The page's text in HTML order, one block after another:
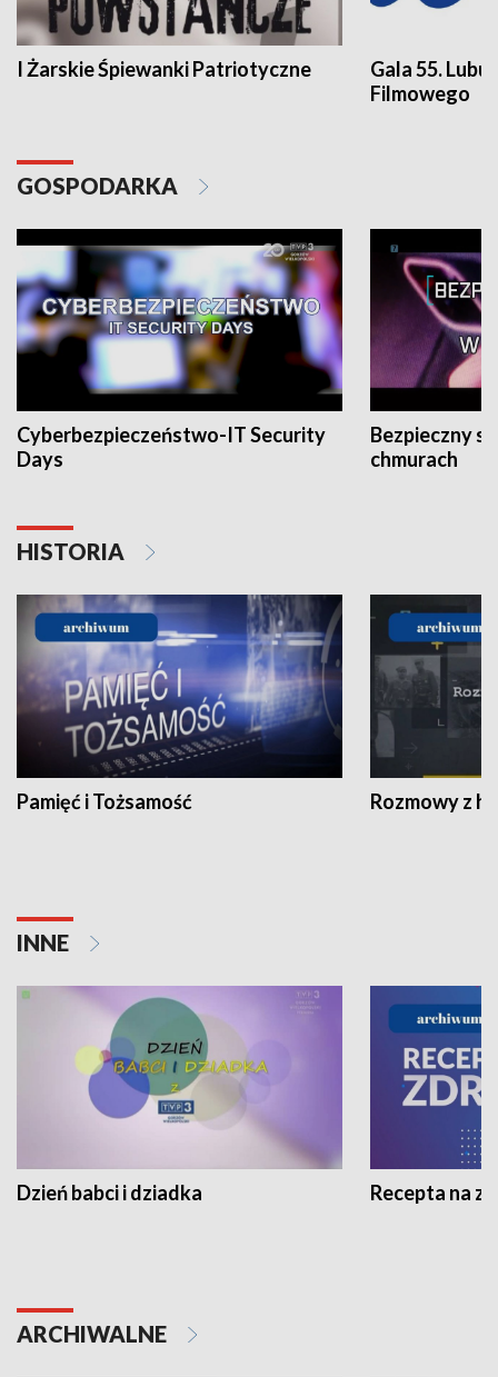
I Żarskie Śpiewanki Patriotyczne
Gala 55.
Filmowego
GOSPODARKA
Cyberbezpieczeństwo-IT Security
Days
Bezpieczny
chmurach
HISTORIA
Pamięć i Tożsamość Rozmowy z
INNE
Dzień babci i dziadka Recepta na
ARCHIWALNE